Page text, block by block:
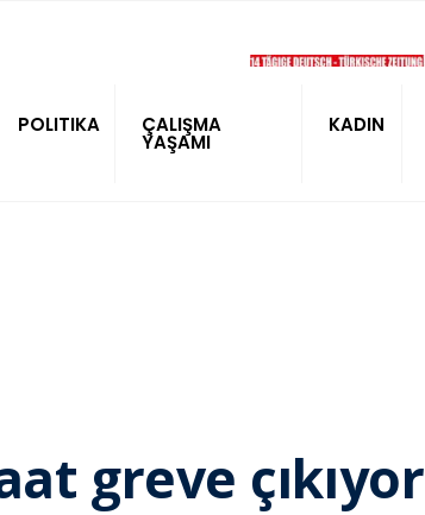
POLITIKA ÇALIŞMA
YAŞAMI
KADIN
greve çıkıyor